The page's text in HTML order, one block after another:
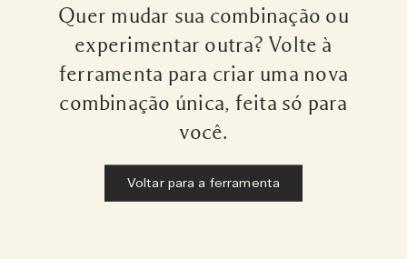
Quer mudar sua combinação ou
experimentar outra? Volte à
ferramenta para criar uma nova
combinação única, feita só para
você.
Voltar para a ferramenta